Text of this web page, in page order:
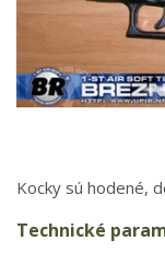
Kocky sú hodené,
Technické